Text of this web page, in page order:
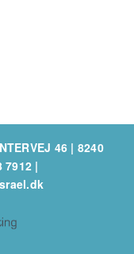
46 | 8240
7912 |